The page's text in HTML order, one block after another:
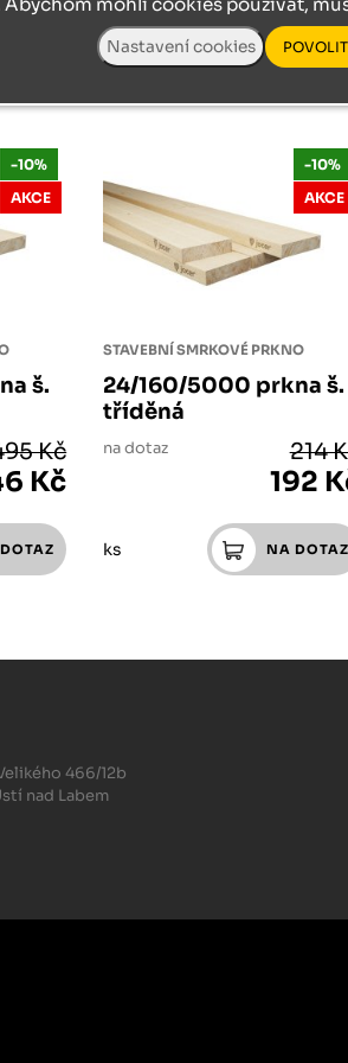
ks
š.
-10%
AKCE
Kč
Kč
STAVEBNÍ SMRKOVÉ PRKNO
24/160/5000 prkna š.
tříděná
-10%
AKCE
na dotaz 214
192
ks
466/12b
nad Labem